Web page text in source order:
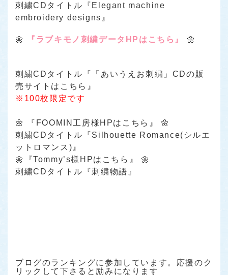
刺繍CDタイトル『Elegant machine
embroidery designs』
🌼 『ラブキモノ刺繍データHPはこちら』 🌼
刺繍CDタイトル
『「あいうえお刺繍」CDの販
売サイトはこちら』
※100枚限定です
🌼 『FOOMIN工房様HPはこちら』
🌼
刺繍CDタイトル『Silhouette Romance(シルエ
ットロマンス)』
🌼
『Tommy’s様HPはこちら』
🌼
刺繍CDタイトル『刺繍物語』
ブログのランキングに参加しています。応援のク
リックして下さると励みになります